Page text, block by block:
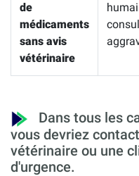
de
médicaments
sans avis
vétérinaire
Dans tous les
vous devriez
vétérinaire ou une
d'urgence.